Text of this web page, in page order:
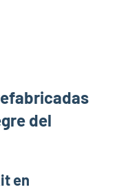
del
en